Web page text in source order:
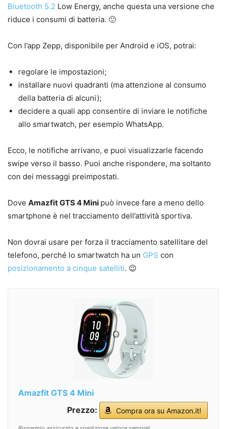
Bluetooth 5.2 Low Energy, anche questa una versione che
riduce i consumi di batteria. 🙂
Con l’app Zepp, disponibile per Android e iOS, potrai:
regolare le impostazioni;
installare nuovi quadranti (ma attenzione al consumo
della batteria di alcuni);
decidere a quali app consentire di inviare le notifiche
allo smartwatch, per esempio WhatsApp.
Ecco, le notifiche arrivano, e puoi visualizzarle facendo
swipe verso il basso. Puoi anche rispondere, ma soltanto
con dei messaggi preimpostati.
Dove Amazfit GTS 4 Mini può invece fare a meno dello
smartphone è nel tracciamento dell’attività sportiva.
Non dovrai usare per forza il tracciamento satellitare del
telefono, perché lo smartwatch ha un GPS con
posizionamento a cinque satelliti. 😉
Amazfit GTS 4 Mini
Prezzo:
Compra ora su Amazon.it!